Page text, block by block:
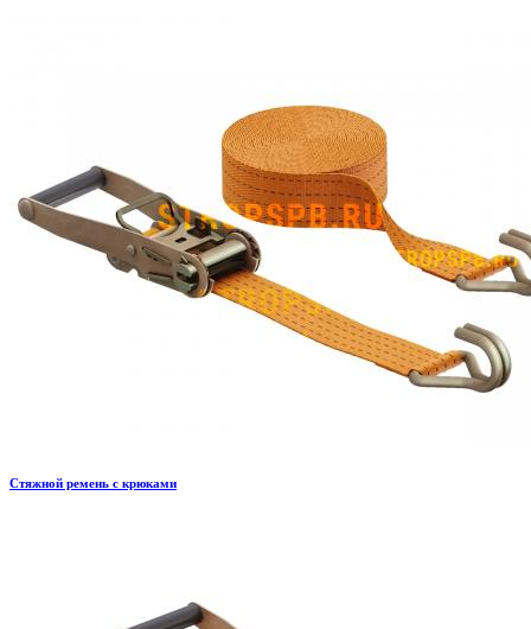
Стяжной ремень с крюками